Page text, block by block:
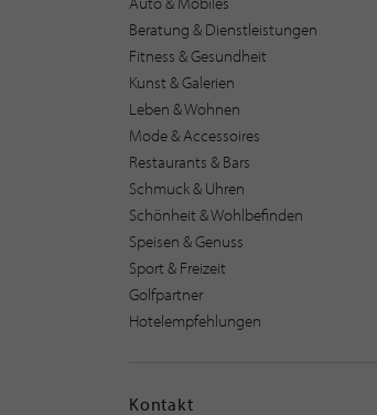
Beratung & Dienstleistungen
Fitness & Gesundheit
Kunst & Galerien
Leben & Wohnen
Mode & Accessoires
Restaurants & Bars
Schmuck & Uhren
Schönheit & Wohlbefinden
Speisen & Genuss
Sport & Freizeit
Golfpartner
Hotelempfehlungen
Kontakt